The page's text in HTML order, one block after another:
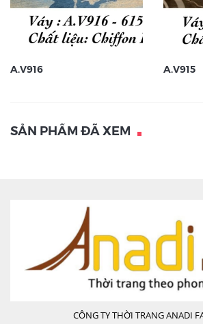
A.V916 A.V915
SẢN PHẨM ĐÃ XEM
CÔNG TY THỜI TRANG ANADI